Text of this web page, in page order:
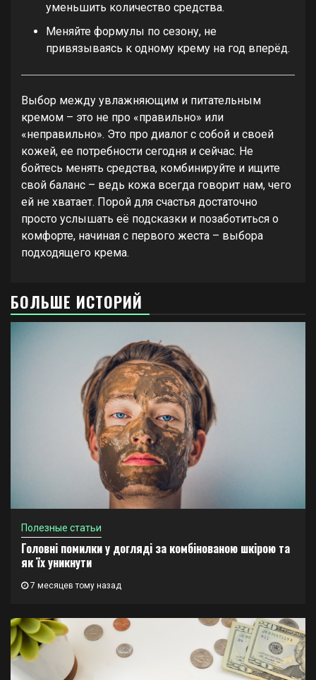
уменьшить количество средства.
Меняйте формулы по сезону, не
привязываясь к одному крему на год вперёд.
Выбор между увлажняющим и питательным
кремом – это не про «правильно» или
«неправильно». Это про диалог с собой и своей
кожей, ее потребности сегодня и сейчас. Не
бойтесь менять средства, комбинируйте и ищите
свой баланс – ведь кожа всегда говорит нам, чего
ей не хватает. Порой для счастья достаточно
просто услышать её подсказки и позаботиться о
комфорте, начиная с первого жеста – выбора
подходящего крема.
БОЛЬШЕ ИСТОРИЙ
Полезные статьи
Головні помилки у догляді за комбінованою шкірою та
як їх уникнути
7 месяцев тому назад